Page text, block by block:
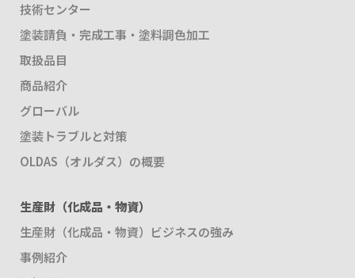
技術センター
塗装請負・完成工事・塗料調色加工
取扱品目
商品紹介
グローバル
塗装トラブルと対策
OLDAS（オルダス）の概要
生産財（化成品・物資）
生産財（化成品・物資）ビジネスの強み
事例紹介